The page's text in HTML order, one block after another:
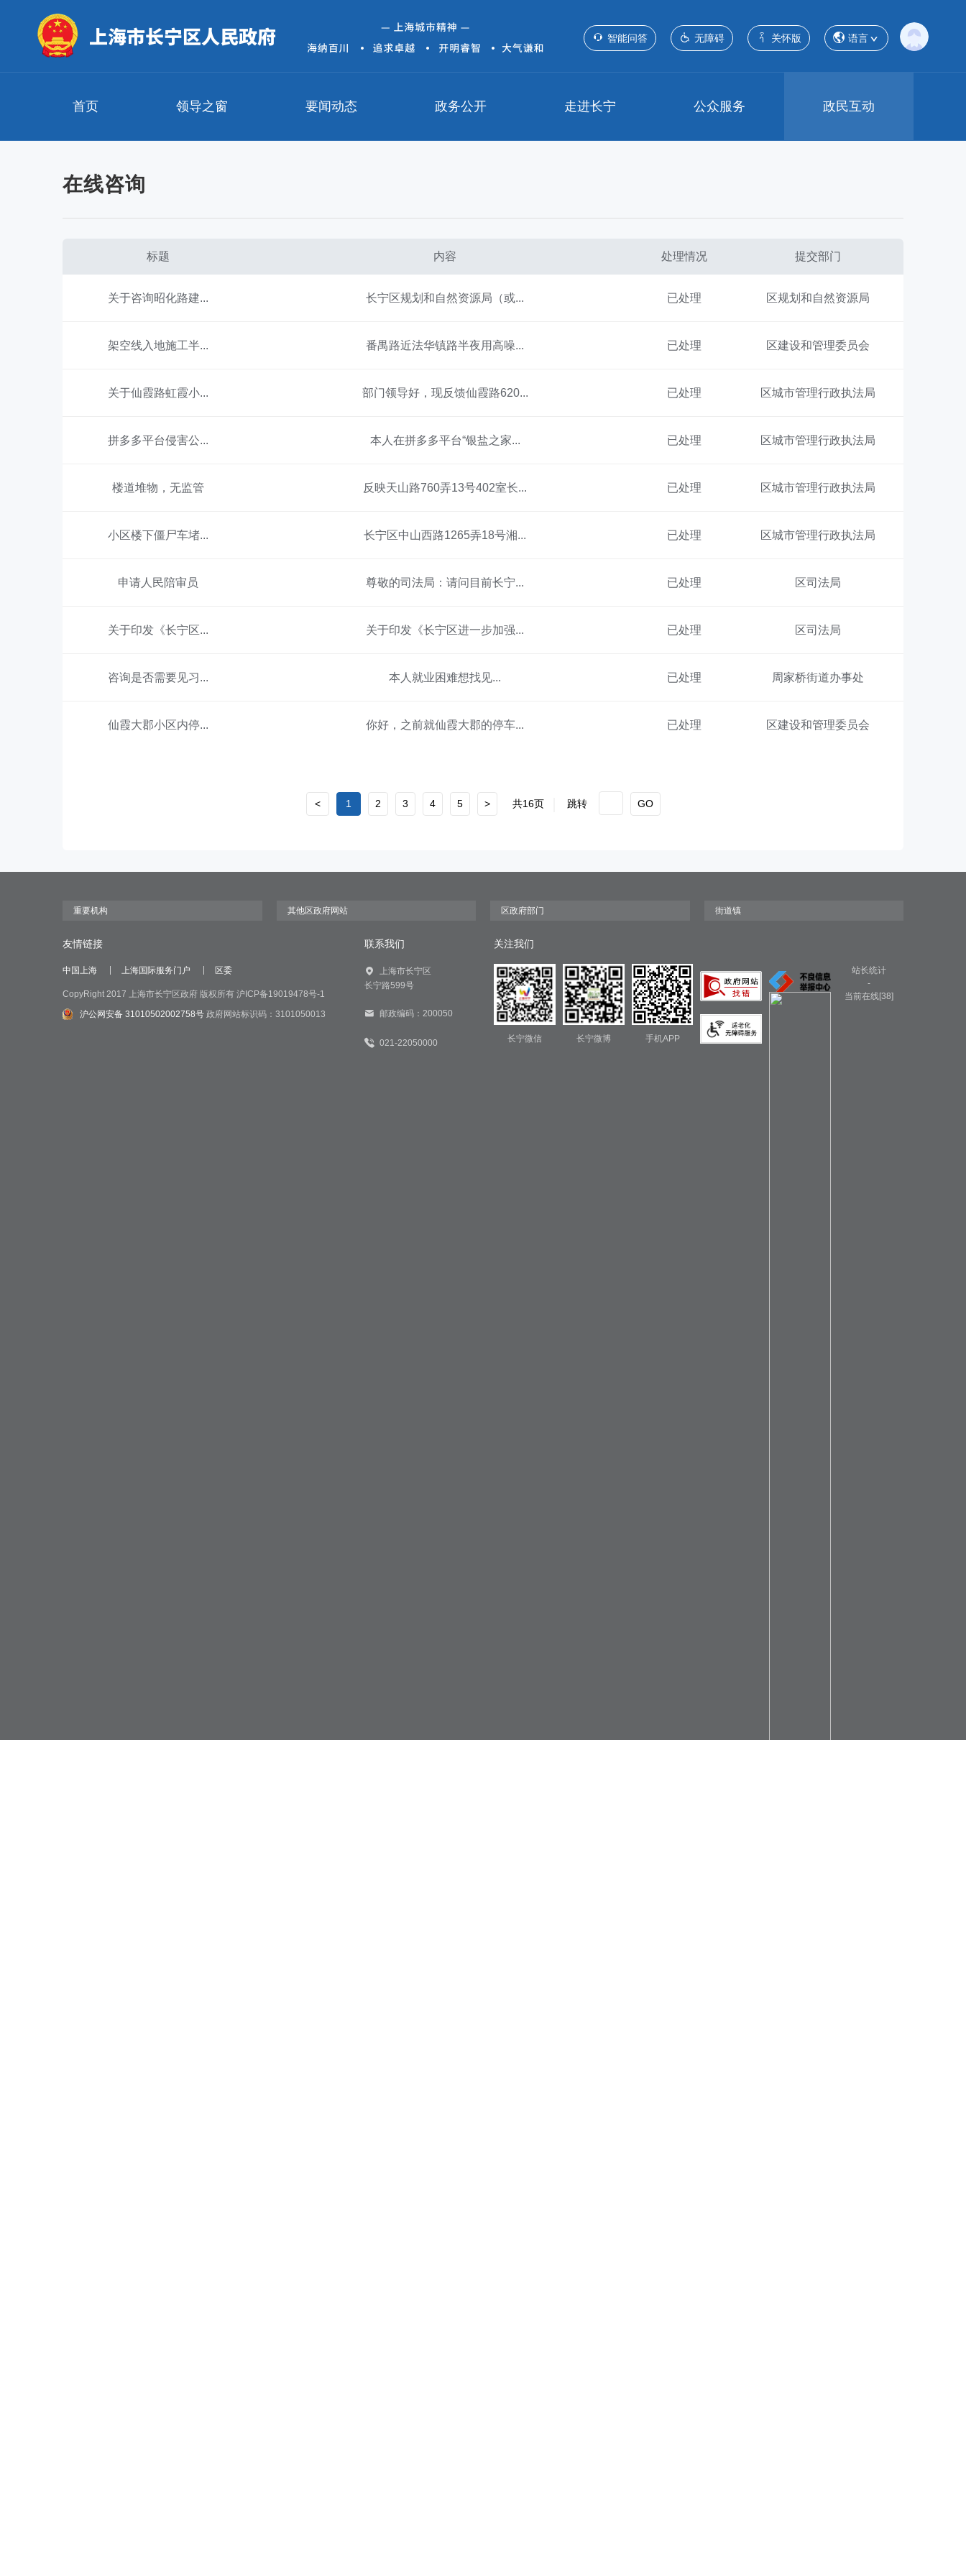
到
智能问答 无障碍 关怀版 语言
首页 领导之窗 要闻动态 政务公开 走进长宁 公众服务 政民互动
在线咨询
标题 内容 处理情况 提交部门
关于咨询昭化路建... 长宁区规划和自然资源局（或... 已处理 区规划和自然资源局
架空线入地施工半... 番禺路近法华镇路半夜用高噪... 已处理 区建设和管理委员会
关于仙霞路虹霞小... 部门领导好，现反馈仙霞路620... 已处理 区城市管理行政执法局
拼多多平台侵害公... 本人在拼多多平台“银盐之家... 已处理 区城市管理行政执法局
楼道堆物，无监管 反映天山路760弄13号402室长... 已处理 区城市管理行政执法局
小区楼下僵尸车堵... 长宁区中山西路1265弄18号湘... 已处理 区城市管理行政执法局
申请人民陪审员 尊敬的司法局：请问目前长宁... 已处理 区司法局
关于印发《长宁区... 关于印发《长宁区进一步加强... 已处理 区司法局
咨询是否需要见习... 本人就业困难想找见... 已处理 周家桥街道办事处
仙霞大郡小区内停... 你好，之前就仙霞大郡的停车... 已处理 区建设和管理委员会
< 1 2 3 4 5 > 共16页 跳转 GO
友情链接
中国上海 上海国际服务门户 区委
CopyRight 2017 上海市长宁区政府 版权所有 沪ICP备19019478号-1
沪公网安备 31010502002758号 政府网站标识码：3101050013
联系我们
上海市长宁区
长宁路599号
邮政编码：200050
021-22050000
关注我们
长宁微信 长宁微博 手机APP
站长统计
-
当前在线[38]